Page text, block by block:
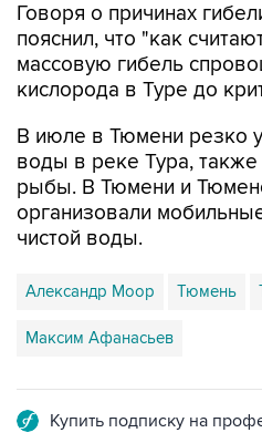
Говоря о причинах
пояснил, что "как
массовую гибель
кислорода в Туре до
В июле в Тюмени резко
воды в реке Тура,
рыбы. В Тюмени и
организовали
чистой воды.
Александр Моор Тюмень
Максим Афанасьев
Купить подписку на